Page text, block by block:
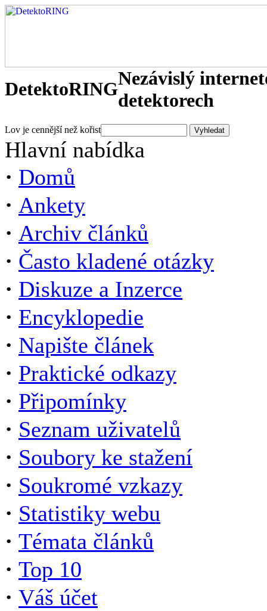
DetektoRINGNezávislý
detektorech
Lov je cennější než kořist
Hlavní nabídka
· Domů
· Ankety
· Archiv článků
· Často kladené otázky
· Diskuze a Inzerce
· Encyklopedie
· Napište článek
· Praktické odkazy
· Připomínky
· Seznam uživatelů
· Soubory ke stažení
· Soukromé vzkazy
· Statistiky webu
· Témata článků
· Top 10
· Váš účet